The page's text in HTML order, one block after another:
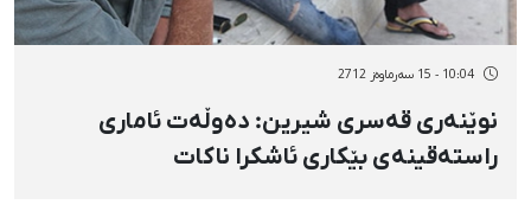
10:04 - 15 سەرماوەز 2712
نوێنەری قەسری شیرین: دەوڵەت ئاماری
راستەقینەی بێکاری ئاشکرا ناکات